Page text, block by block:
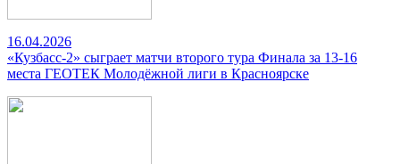
16.04.2026
«Кузбасс-2» сыграет матчи второго тура Финала за 13-16
места ГЕОТЕК Молодёжной лиги в Красноярске